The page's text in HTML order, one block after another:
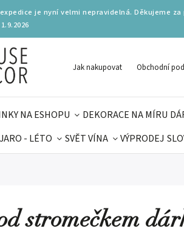
je nyní velmi nepravidelná. Děkujeme
Jak nakupovat Obchodní
NA ESHOPU DEKORACE NA MÍRU
JARO - LÉTO SVĚT VÍNA VÝPRODEJ
stromečkem